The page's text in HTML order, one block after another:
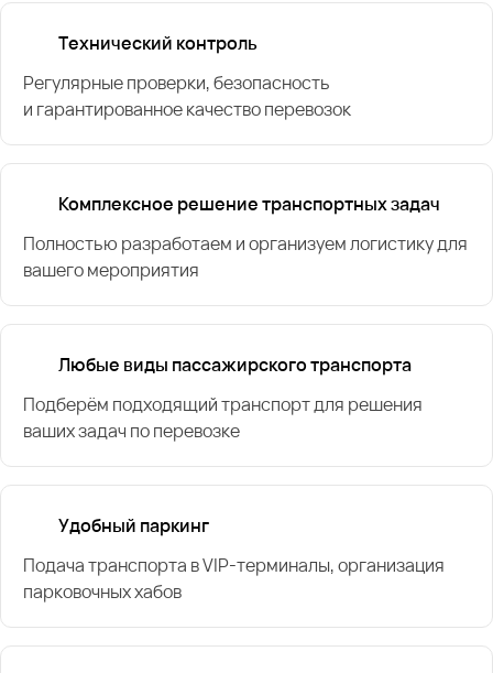
Технический контроль
Регулярные проверки, безопасность
и гарантированное качество перевозок
Комплексное решение транспортных задач
Полностью разработаем и организуем логистику для
вашего мероприятия
Любые виды пассажирского транспорта
Подберём подходящий транспорт для решения
ваших задач по перевозке
Удобный паркинг
Подача транспорта в VIP-терминалы, организация
парковочных хабов